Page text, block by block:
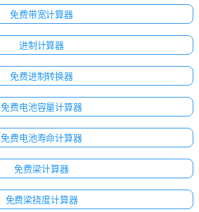
免费带宽计算器
进制计算器
免费进制转换器
免费电池容量计算器
免费电池寿命计算器
免费梁计算器
免费梁挠度计算器